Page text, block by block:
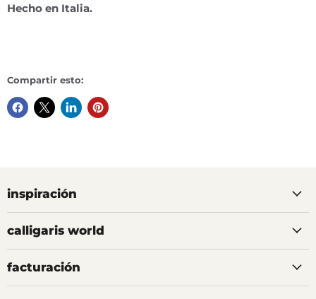
Hecho en Italia.
Compartir esto:
inspiración
calligaris world
facturación